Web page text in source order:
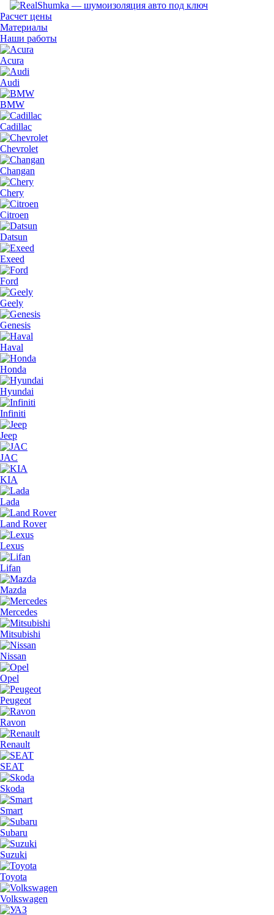
Расчет цены
Материалы
Наши работы
Acura
Audi
BMW
Cadillac
Chevrolet
Changan
Chery
Citroen
Datsun
Exeed
Ford
Geely
Genesis
Haval
Honda
Hyundai
Infiniti
Jeep
JAC
KIA
Lada
Land Rover
Lexus
Lifan
Mazda
Mercedes
Mitsubishi
Nissan
Opel
Peugeot
Ravon
Renault
SEAT
Skoda
Smart
Subaru
Suzuki
Toyota
Volkswagen